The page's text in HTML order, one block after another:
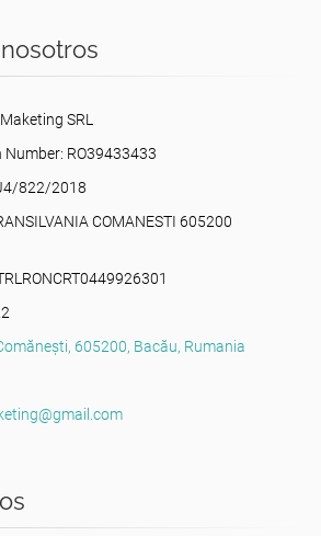
SRL
RO39433433
822/2018
COMANESTI 605200
605200, Bacău, Rumania